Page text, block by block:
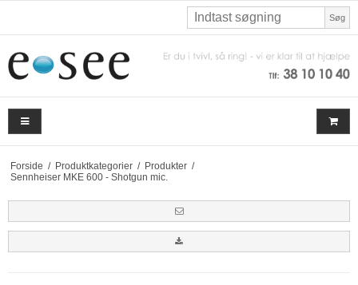
Søg
Forside / Produktkategorier / Produkter /
Sennheiser MKE 600 - Shotgun mic.